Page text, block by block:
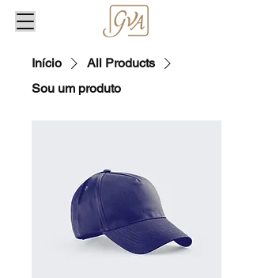
Início
All Products
Sou um produto